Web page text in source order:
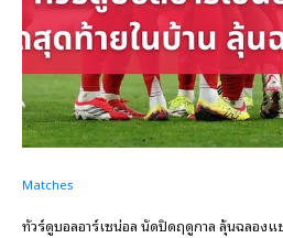
Matches
ทัวร์ดูบอลอาร์เซน่อล นัดปิดฤดูกาล ลุ้นฉลอง